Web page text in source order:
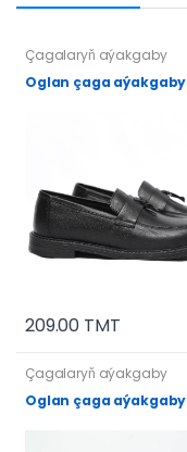
Çagalaryň aýakgaby
Oglan çaga aýakgaby
209.00 TMT
Çagalaryň aýakgaby
Oglan çaga aýakgaby